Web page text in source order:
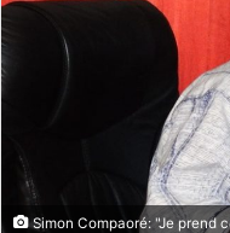
u
Simon Compaoré: "Je prend